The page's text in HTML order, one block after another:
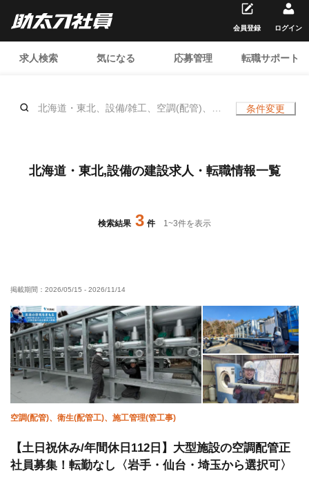
求人検索 気になる 応募管理 転職サポート
会員登録 ログイン
北海道・東北、設備/雑工、空調(配管)、空
防災（スプリンクラー）、防災（消火
栓）、、年齢不問
条件変更
北海道・東北,設備の建設求人・転職情報一覧
検索結果 3 件 1~3件を表示
掲載期間： 2026/05/15 - 2026/11/14
空調(配管)、衛生(配管工)、施工管理(管工事)
【土日祝休み/年間休日112日】大型施設の空調配管正
社員募集！転勤なし〈岩手・仙台・埼玉から選択可〉